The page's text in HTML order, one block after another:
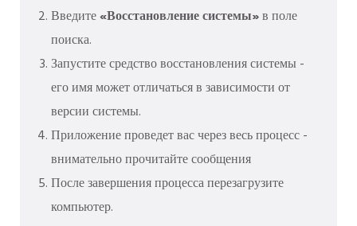
Введите«Восстановление системы»в поле
поиска.
Запустите средство восстановления системы -
его имя может отличаться в зависимости от
версии системы.
Приложение проведет вас через весь процесс -
внимательно прочитайте сообщения
После завершения процесса перезагрузите
компьютер.